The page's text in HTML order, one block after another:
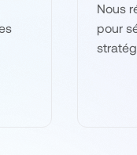
Nous
pour